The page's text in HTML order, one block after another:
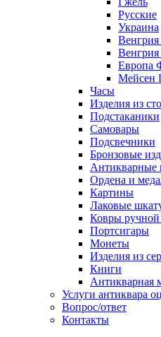
Русские
Украина
Венгрия
Европа
Мейсен
Часы
Изделия из
Подстаканики
Самовары
Подсвечники
Бронзовые
Антикварные
Ордена и
Картины
Лаковые
Ковры ручной
Портсигары
Монеты
Изделия из
Книги
Антикварная
Услуги антиквара
Вопрос/ответ
Контакты